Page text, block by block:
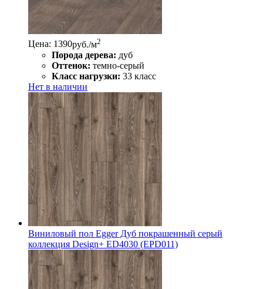
Цена: 1390руб./м2
Порода дерева: дуб
Оттенок: темно-серый
Класс нагрузки: 33 класс
Нет в наличии
Виниловый пол Egger Дуб покрашенный серый
коллекция Design+ ED4030 (EPD011)